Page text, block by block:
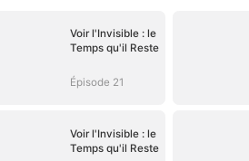
Voir l'Invisible : le
Temps qu'il Reste
Épisode 21
Voir l'Invisible : le
Temps qu'il Reste